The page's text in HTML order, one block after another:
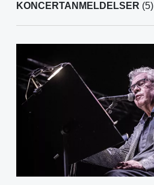
KONCERTANMELDELSER (5)